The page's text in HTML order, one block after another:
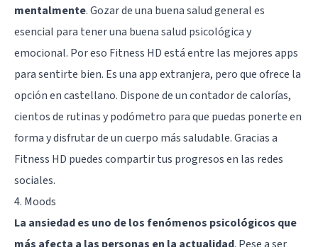
mentalmente. Gozar de una buena salud general es
esencial para tener una buena salud psicológica y
emocional. Por eso Fitness HD está entre las mejores apps
para sentirte bien. Es una app extranjera, pero que ofrece la
opción en castellano. Dispone de un contador de calorías,
cientos de rutinas y podómetro para que puedas ponerte en
forma y disfrutar de un cuerpo más saludable. Gracias a
Fitness HD puedes compartir tus progresos en las redes
sociales.
4. Moods
La ansiedad es uno de los fenómenos psicológicos que